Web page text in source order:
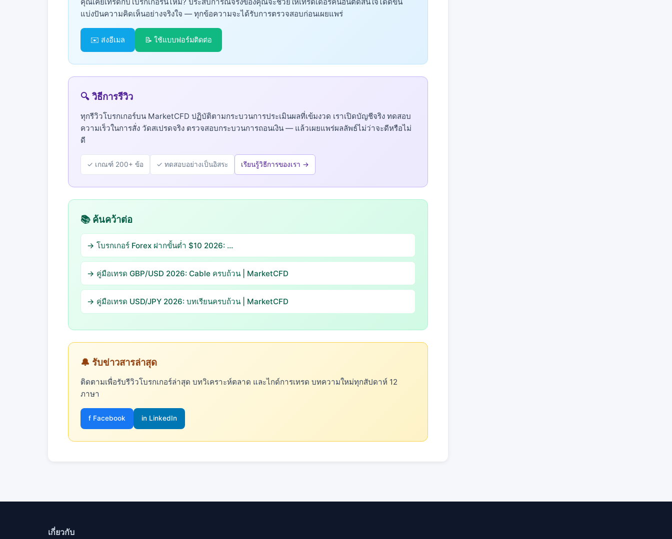
แบ่งปันความคิดเห็นอย่างจริงใจ — ทุกข้อความจะได้รับการตรวจสอบก่อนเผยแพร่
✉️ ส่งอีเมล 📝 ใช้แบบฟอร์มติดต่อ
🔍 วิธีการรีวิว
ทุกรีวิวโบรกเกอร์บน MarketCFD ปฏิบัติตามกระบวนการประเมินผลที่เข้มงวด เราเปิดบัญชีจริง ทดสอบ
ความเร็วในการสั่ง วัดสเปรดจริง ตรวจสอบกระบวนการถอนเงิน — แล้วเผยแพร่ผลลัพธ์ไม่ว่าจะดีหรือไม่
ดี
✓ เกณฑ์ 200+ ข้อ ✓ ทดสอบอย่างเป็นอิสระ เรียนรู้วิธีการของเรา →
📚 ค้นคว้าต่อ
→ โบรกเกอร์ Forex ฝากขั้นต่ำ $10 2026: …
→ คู่มือเทรด GBP/USD 2026: Cable ครบถ้วน | MarketCFD
→ คู่มือเทรด USD/JPY 2026: บทเรียนครบถ้วน | MarketCFD
🔔 รับข่าวสารล่าสุด
ติดตามเพื่อรับรีวิวโบรกเกอร์ล่าสุด บทวิเคราะห์ตลาด และไกด์การเทรด บทความใหม่ทุกสัปดาห์ 12
ภาษา
f Facebook in LinkedIn
เกี่ยวกับ